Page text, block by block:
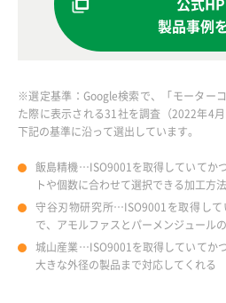
製品事例
※選定基準：Google検索で、「モーター
た際に表示される31社を調査（2022年4
下記の基準に沿って選出しています。
飯島精機…ISO9001を取得していてか
トや個数に合わせて選択できる加工方
守谷刃物研究所…ISO9001を取得し
で、アモルファスとパーメンジュール
城山産業…ISO9001を取得していてか
大きな外径の製品まで対応してくれる